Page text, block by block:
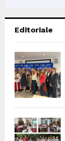
Editoriale